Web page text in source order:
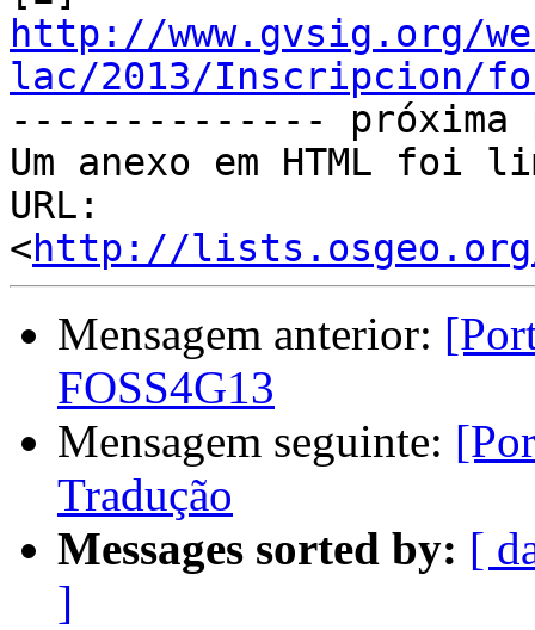
http://www.gvsig.org/
lac/2013/Inscripcion/
--------------
Um anexo em HTML foi
URL:
<http://lists.osgeo.org/
Mensagem anterior:
FOSS4G13
Mensagem seguinte:
Tradução
Messages sorted by: [
]